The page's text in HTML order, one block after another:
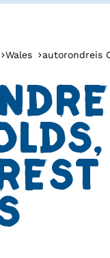
Wales autorondreis